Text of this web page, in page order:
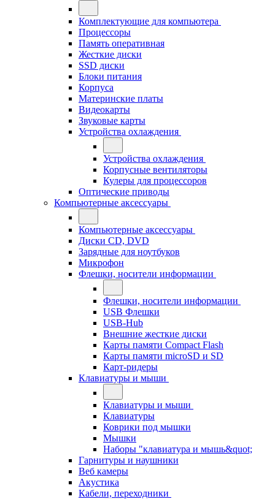
Комплектующие для компьютера
Процессоры
Память оперативная
Жесткие диски
SSD диски
Блоки питания
Корпуса
Материнские платы
Видеокарты
Звуковые карты
Устройства охлаждения
Устройства охлаждения
Корпусные вентиляторы
Кулеры для процессоров
Оптические приводы
Компьютерные аксессуары
Компьютерные аксессуары
Диски CD, DVD
Зарядные для ноутбуков
Микрофон
Флешки, носители информации
Флешки, носители информации
USB Флешки
USB-Hub
Внешние жесткие диски
Карты памяти Compact Flash
Карты памяти microSD и SD
Карт-ридеры
Клавиатуры и мыши
Клавиатуры и мыши
Клавиатуры
Коврики под мышки
Мышки
Наборы "клавиатура и мышь&quot;
Гарнитуры и наушники
Веб камеры
Акустика
Кабели, переходники